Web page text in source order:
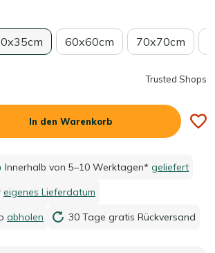
60x60cm 70x70cm
Trusted Shops
In den Warenkorb
Innerhalb von 5–10 Werktagen* geliefert
eigenes Lieferdatum
abholen 30 Tage gratis Rückversand